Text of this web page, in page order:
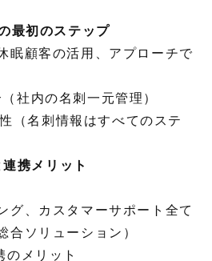
最初のステップ
眠顧客の活用、アプローチで
社内の名刺一元管理）
（名刺情報はすべてのステ
携メリット
グ、カスタマーサポート全て
ソリューション）
メリット